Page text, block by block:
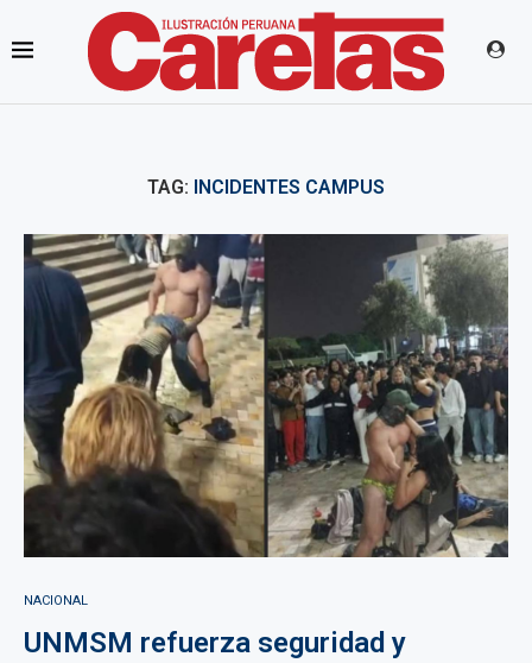
TAG: INCIDENTES CAMPUS
NACIONAL
UNMSM refuerza seguridad y